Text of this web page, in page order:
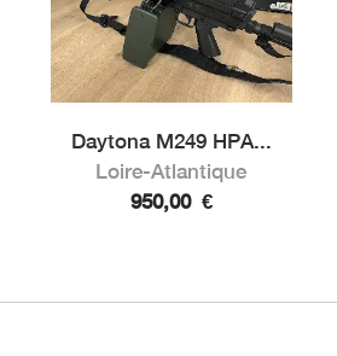
Daytona M249 HPA...
Loire-Atlantique
950,00 €